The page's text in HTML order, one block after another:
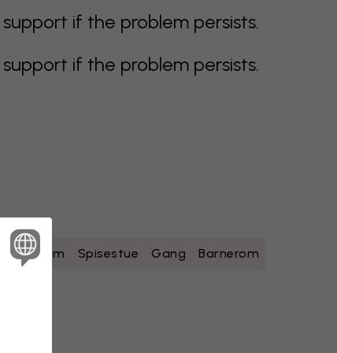
if the problem persists.
if the problem persists.
Soverom Spisestue Gang Barnerom